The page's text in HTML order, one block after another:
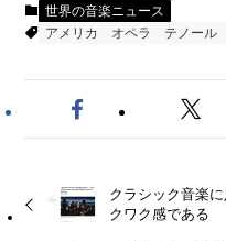
世界の音楽ニュース
アメリカ
オペラ テノール
クラシック音楽
クワク感である